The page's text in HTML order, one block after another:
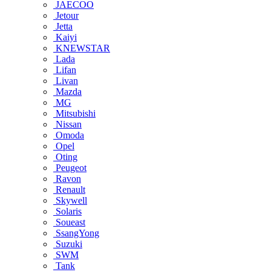
JAECOO
Jetour
Jetta
Kaiyi
KNEWSTAR
Lada
Lifan
Livan
Mazda
MG
Mitsubishi
Nissan
Omoda
Opel
Oting
Peugeot
Ravon
Renault
Skywell
Solaris
Soueast
SsangYong
Suzuki
SWM
Tank